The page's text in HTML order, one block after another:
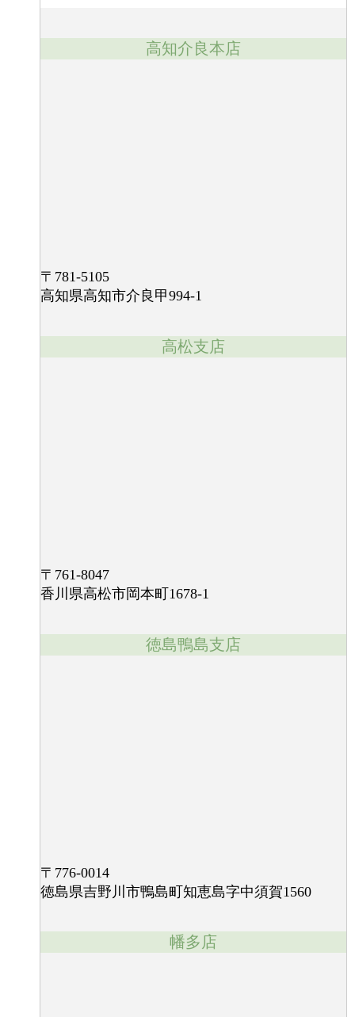
高知介良本店
〒781-5105
高知県高知市介良甲994-1
高松支店
〒761-8047
香川県高松市岡本町1678-1
徳島鴨島支店
〒776-0014
徳島県吉野川市鴨島町知恵島字中須賀1560
幡多店